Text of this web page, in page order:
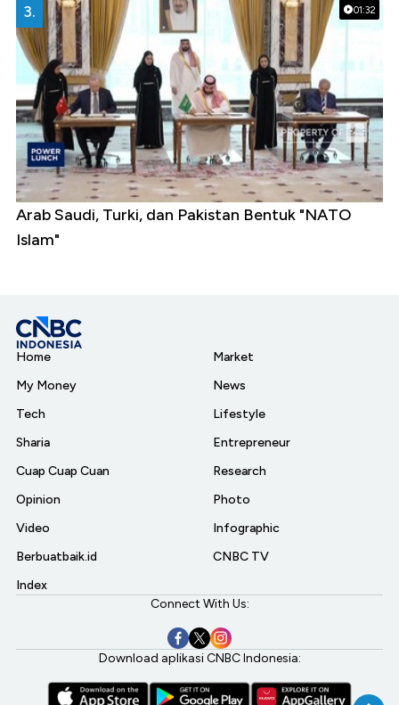
01:32
3.
Arab Saudi, Turki, dan Pakistan Bentuk "NATO
Islam"
Home
My Money
Tech
Sharia
Cuap Cuap Cuan
Opinion
Video
Berbuatbaik.id
Index
Market
News
Lifestyle
Entrepreneur
Research
Photo
Infographic
CNBC TV
Connect With Us:
Download aplikasi CNBC Indonesia: